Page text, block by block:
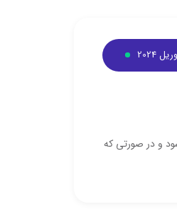
به صورت 24 ساعته ارسال می شود و در صورتی که